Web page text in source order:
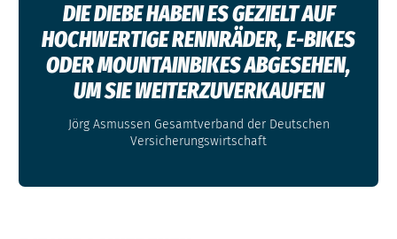
DIE DIEBE HABEN ES GEZIELT AUF
HOCHWERTIGE RENNRÄDER, E-BIKES
ODER MOUNTAINBIKES ABGESEHEN,
UM SIE WEITERZUVERKAUFEN
Jörg Asmussen Gesamtverband der Deutschen
Versicherungswirtschaft